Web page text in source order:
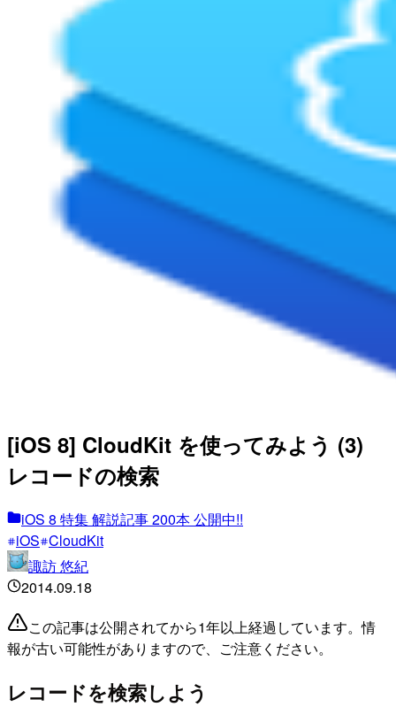
[iOS 8] CloudKit を使ってみよう (3)
レコードの検索
iOS 8 特集 解説記事 200本 公開中!!
iOS CloudKit
諏訪 悠紀
2014.09.18
この記事は公開されてから1年以上経過しています。情
報が古い可能性がありますので、ご注意ください。
レコードを検索しよう